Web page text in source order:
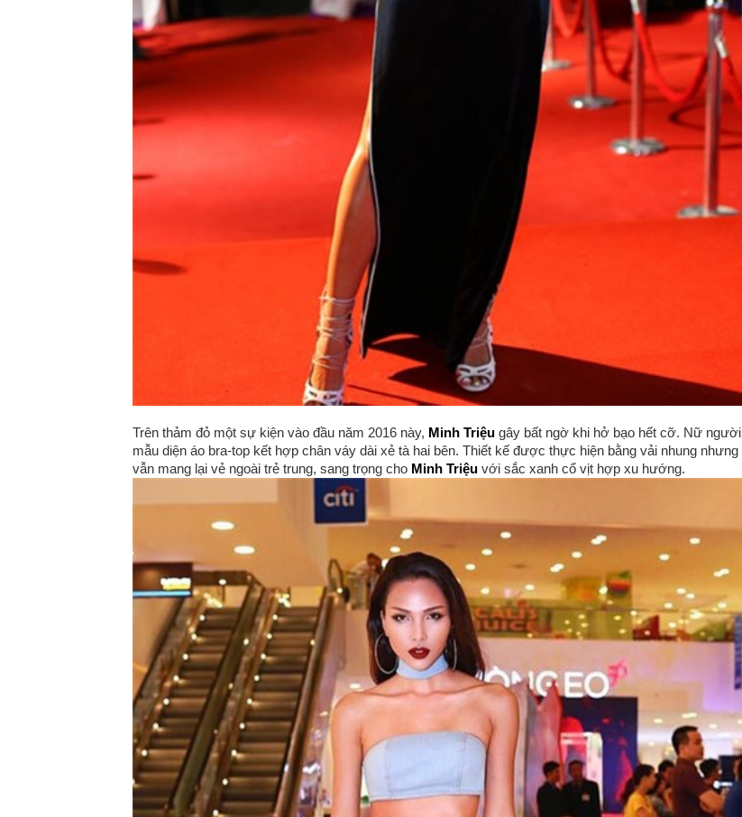
Trên thảm đỏ một sự kiện vào đầu năm 2016 này, Minh Triệu gây bất ngờ khi hở bạo hết cỡ. Nữ người
mẫu diện áo bra-top kết hợp chân váy dài xẻ tà hai bên. Thiết kế được thực hiện bằng vải nhung nhưng
vẫn mang lại vẻ ngoài trẻ trung, sang trọng cho Minh Triệu với sắc xanh cổ vịt hợp xu hướng.